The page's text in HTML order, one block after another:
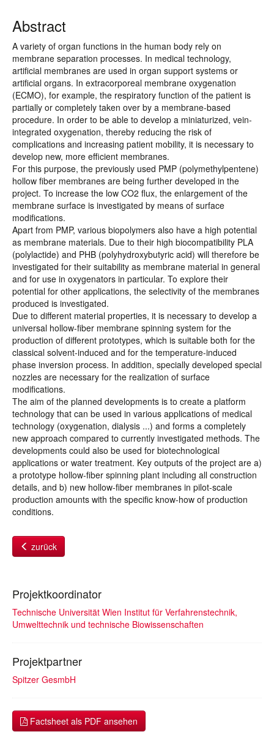
Abstract
A variety of organ functions in the human body rely on
membrane separation processes. In medical technology,
artificial membranes are used in organ support systems or
artificial organs. In extracorporeal membrane oxygenation
(ECMO), for example, the respiratory function of the patient is
partially or completely taken over by a membrane-based
procedure. In order to be able to develop a miniaturized, vein-
integrated oxygenation, thereby reducing the risk of
complications and increasing patient mobility, it is necessary to
develop new, more efficient membranes.
For this purpose, the previously used PMP (polymethylpentene)
hollow fiber membranes are being further developed in the
project. To increase the low CO2 flux, the enlargement of the
membrane surface is investigated by means of surface
modifications.
Apart from PMP, various biopolymers also have a high potential
as membrane materials. Due to their high biocompatibility PLA
(polylactide) and PHB (polyhydroxybutyric acid) will therefore be
investigated for their suitability as membrane material in general
and for use in oxygenators in particular. To explore their
potential for other applications, the selectivity of the membranes
produced is investigated.
Due to different material properties, it is necessary to develop a
universal hollow-fiber membrane spinning system for the
production of different prototypes, which is suitable both for the
classical solvent-induced and for the temperature-induced
phase inversion process. In addition, specially developed special
nozzles are necessary for the realization of surface
modifications.
The aim of the planned developments is to create a platform
technology that can be used in various applications of medical
technology (oxygenation, dialysis ...) and forms a completely
new approach compared to currently investigated methods. The
developments could also be used for biotechnological
applications or water treatment. Key outputs of the project are a)
a prototype hollow-fiber spinning plant including all construction
details, and b) new hollow-fiber membranes in pilot-scale
production amounts with the specific know-how of production
conditions.
zurück
Projektkoordinator
Technische Universität Wien Institut für Verfahrenstechnik,
Umwelttechnik und technische Biowissenschaften
Projektpartner
Spitzer GesmbH
Factsheet als PDF ansehen